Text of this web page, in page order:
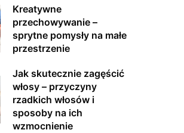
Kreatywne
przechowywanie –
sprytne pomysły na małe
przestrzenie
Jak skutecznie zagęścić
włosy – przyczyny
rzadkich włosów i
sposoby na ich
wzmocnienie